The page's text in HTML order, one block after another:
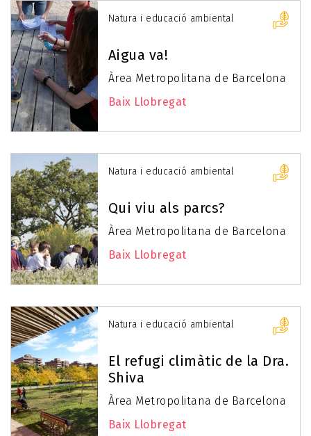
Natura i educació ambiental
Aigua va!
Àrea Metropolitana de Barcelona
Baix Llobregat
Natura i educació ambiental
Qui viu als parcs?
Àrea Metropolitana de Barcelona
Baix Llobregat
Natura i educació ambiental
El refugi climàtic de la Dra.
Shiva
Àrea Metropolitana de Barcelona
Baix Llobregat